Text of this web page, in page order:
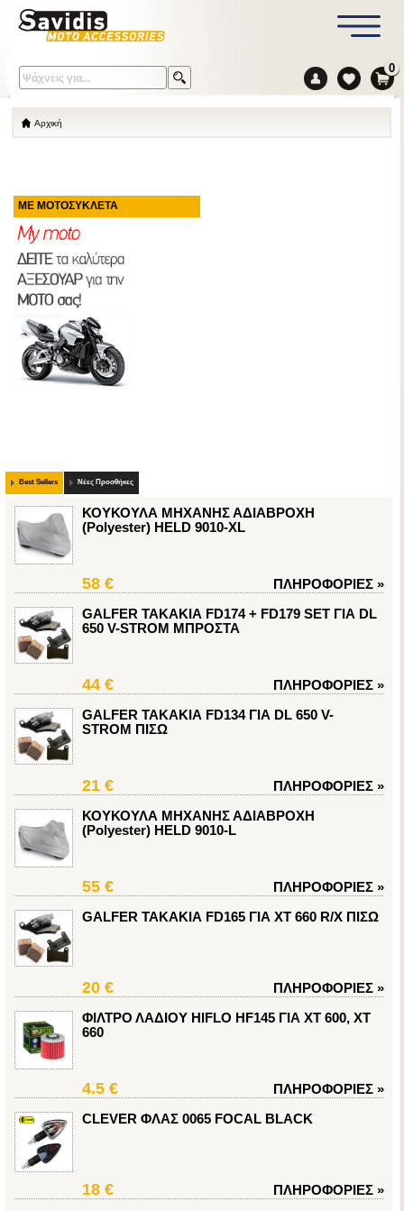
0
Αρχική
ΜΕ ΜΟΤΟΣΥΚΛΕΤΑ
Best Sellers Νέες Προσθήκες
ΚΟΥΚΟΥΛΑ ΜΗΧΑΝΗΣ ΑΔΙΑΒΡΟΧΗ
(Polyester) HELD 9010-XL
58 € ΠΛΗΡΟΦΟΡΙΕΣ »
GALFER ΤΑΚΑΚΙΑ FD174 + FD179 SET ΓΙΑ DL
650 V-STROM ΜΠΡΟΣΤΑ
44 € ΠΛΗΡΟΦΟΡΙΕΣ »
GALFER ΤΑΚΑΚΙΑ FD134 ΓΙΑ DL 650 V-
STROM ΠΙΣΩ
21 € ΠΛΗΡΟΦΟΡΙΕΣ »
ΚΟΥΚΟΥΛΑ ΜΗΧΑΝΗΣ ΑΔΙΑΒΡΟΧΗ
(Polyester) HELD 9010-L
55 € ΠΛΗΡΟΦΟΡΙΕΣ »
GALFER ΤΑΚΑΚΙΑ FD165 ΓΙΑ XT 660 R/X ΠΙΣΩ
20 € ΠΛΗΡΟΦΟΡΙΕΣ »
ΦΙΛΤΡΟ ΛΑΔΙΟΥ HIFLO HF145 ΓΙΑ XT 600, XT
660
4.5 € ΠΛΗΡΟΦΟΡΙΕΣ »
CLEVER ΦΛΑΣ 0065 FOCAL BLACK
18 € ΠΛΗΡΟΦΟΡΙΕΣ »